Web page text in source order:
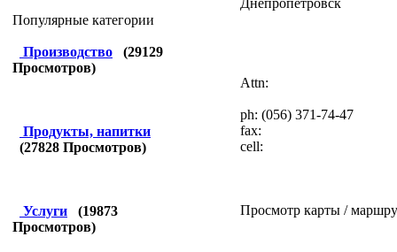
Популярные категории
Производство (29129
Просмотров)
Продукты, напитки
(27828 Просмотров)
Услуги (19873
Просмотров)
Attn:
ph: (056) 371-74-47
fax:
cell:
Просмотр карты /